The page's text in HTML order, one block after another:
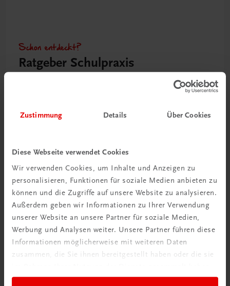
Zustimmung Details Über Cookies
Diese Webseite verwendet Cookies
Wir verwenden Cookies, um Inhalte und Anzeigen zu
personalisieren, Funktionen für soziale Medien anbieten zu
können und die Zugriffe auf unsere Website zu analysieren.
Außerdem geben wir Informationen zu Ihrer Verwendung
unserer Website an unsere Partner für soziale Medien,
Werbung und Analysen weiter. Unsere Partner führen diese
Informationen möglicherweise mit weiteren Daten
zusammen, die Sie ihnen bereitgestellt haben oder die sie
Schon entdeckt?
Ratgeber Schulpraxis
Neu in der DigiBox
Das „Digitale
Klassenzimmer“